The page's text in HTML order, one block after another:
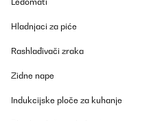
J’ai cassé le pied de mon
Prevedi
Hladnjaci za piće
Rashlađivači zraka
Zidne nape
Indukcijske ploče za kuhanje